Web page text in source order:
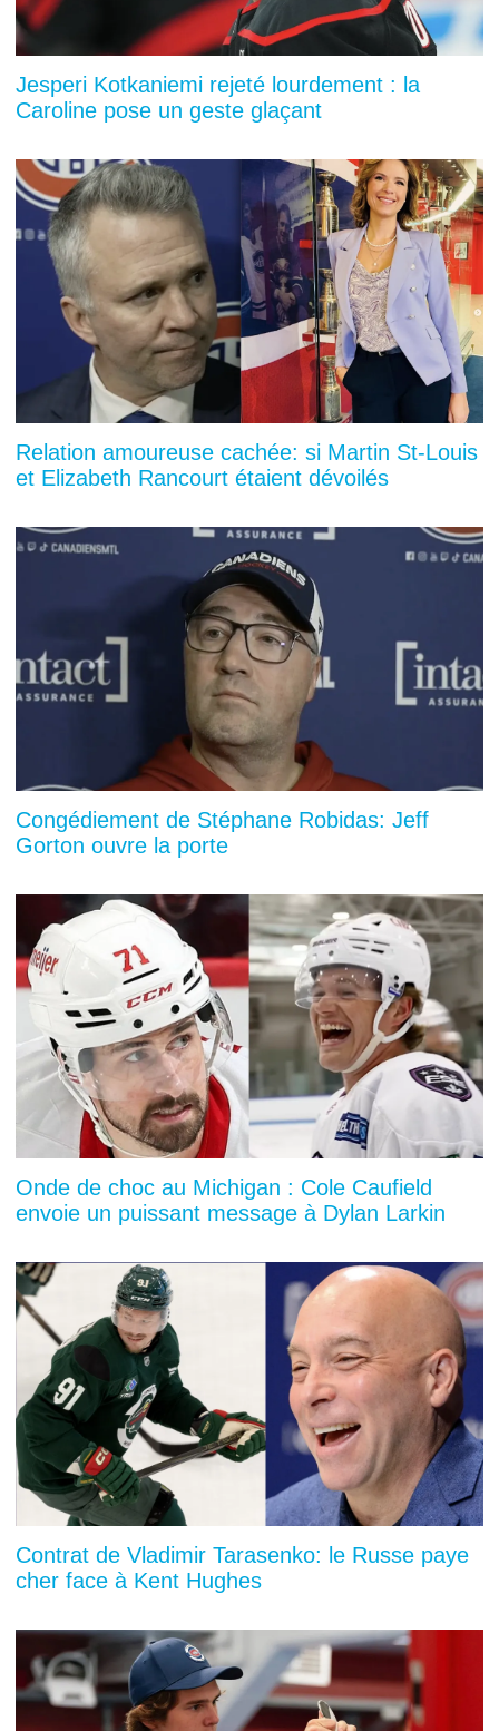
Jesperi Kotkaniemi rejeté lourdement : la
Caroline pose un geste glaçant
Relation amoureuse cachée: si Martin St-Louis
et Elizabeth Rancourt étaient dévoilés
Congédiement de Stéphane Robidas: Jeff
Gorton ouvre la porte
Onde de choc au Michigan : Cole Caufield
envoie un puissant message à Dylan Larkin
Contrat de Vladimir Tarasenko: le Russe paye
cher face à Kent Hughes